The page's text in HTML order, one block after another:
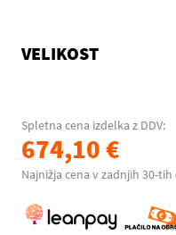
VELIKOST
Spletna cena izdelka z DDV:
674,10 €
Najnižja cena v zadnjih 30-tih